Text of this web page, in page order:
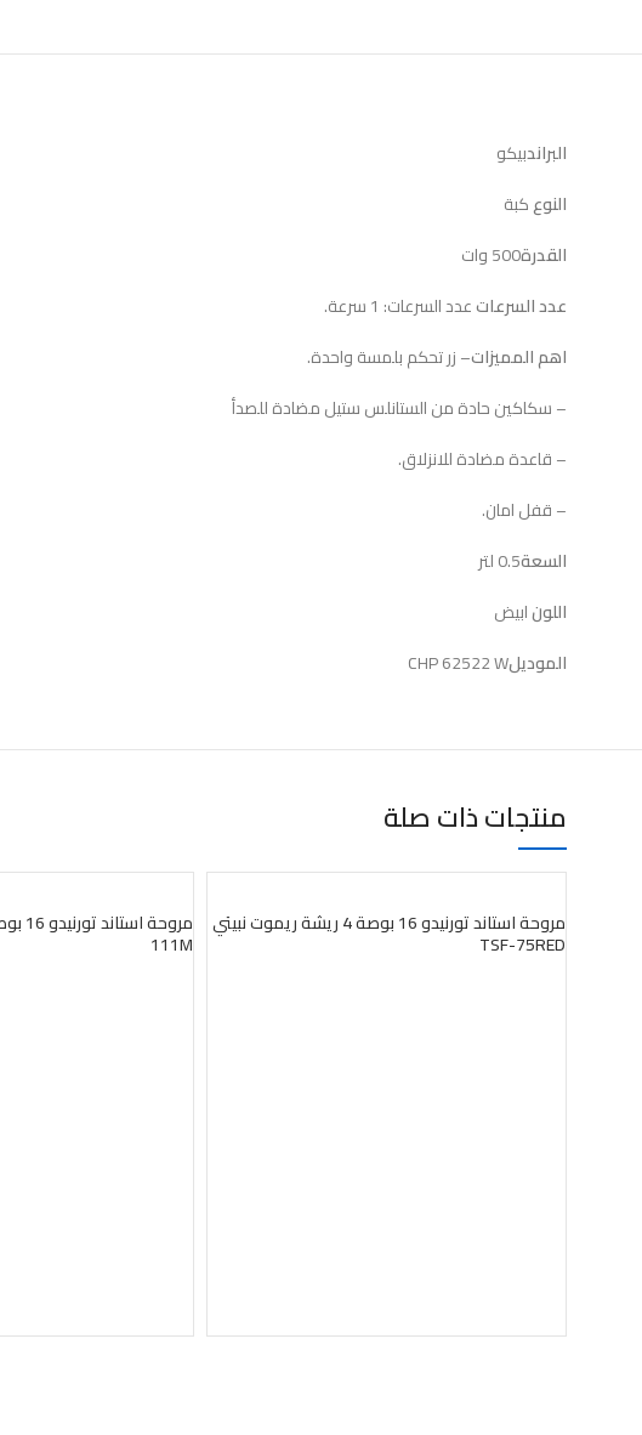
البراندبيكو
النوعكبة
القدرة500 وات
عدد السرعاتعدد السرعات: 1 سرعة.
اهم المميزات– زر تحكم بلمسة واحدة.
– سكاكين حادة من الستانلس ستيل مضادة للصدأ
– قاعدة مضادة للانزلاق.
– قفل امان.
السعة0.5 لتر
اللونابيض
الموديلCHP 62522 W
منتجات ذات صلة
مروحة استاند تورنيدو 16 بوصة 4 ريشة ريموت نبيتي
TSF-75RED
111M